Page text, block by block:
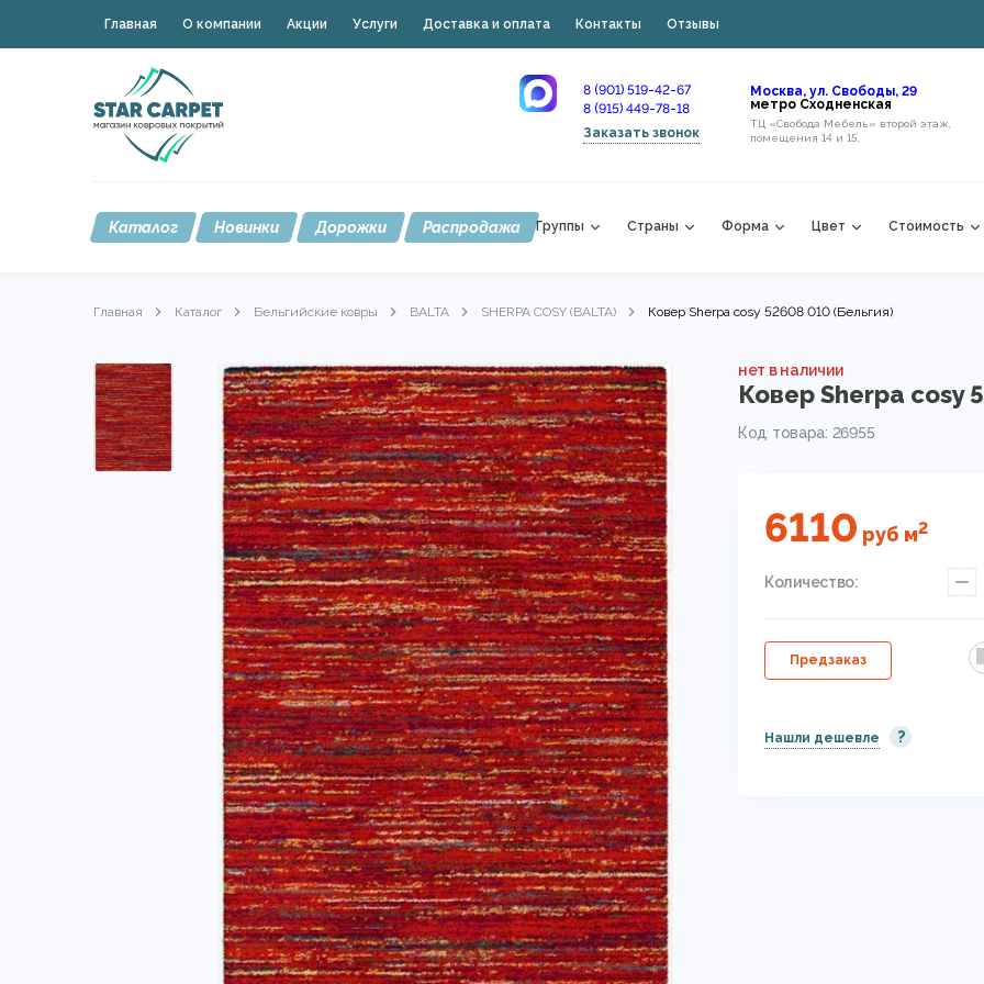
Главная О компании Акции Услуги Доставка и оплата Контакты Отзывы
8 (901) 519-42-67
8 (915) 449-78-18
Заказать звонок
Москва, ул. Свободы, 29
метро Сходненская
ТЦ «Свобода Мебель» второй этаж,
помещения 14 и 15,
Каталог Новинки Дорожки Распродажа Группы Страны Форма Цвет Стоимость
Главная Каталог Бельгийские ковры BALTA SHERPA COSY (BALTA) Ковер Sherpa cosy 52608 010 (Бельгия)
нет в наличии
Ковер Sherpa cosy
Код товара: 26955
6110 руб м2
Количество:
Предзаказ
Нашли дешевле ?